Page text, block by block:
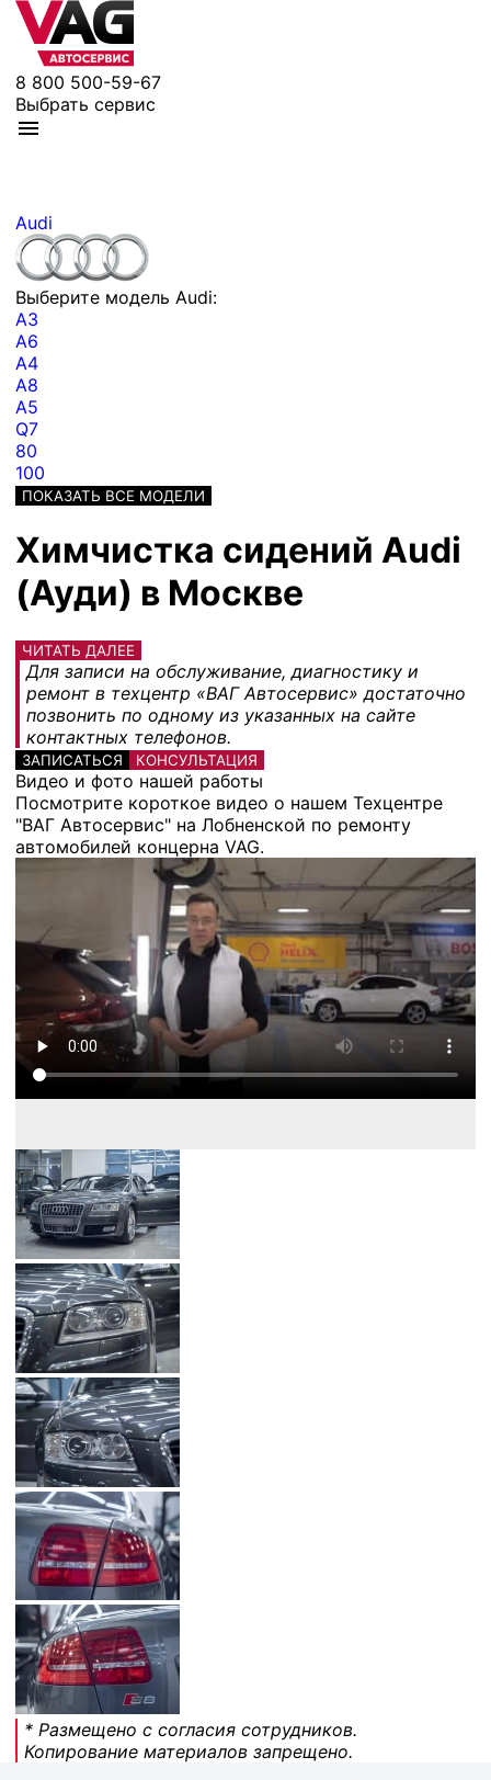
8 800 500-59-67
Выбрать сервис
Audi
Выберите модель Audi:
A3
A6
A4
A8
A5
Q7
80
100
ПОКАЗАТЬ ВСЕ МОДЕЛИ
Химчистка сидений Audi
(Ауди) в Москве
ЧИТАТЬ ДАЛЕЕ
Для записи на обслуживание, диагностику и
ремонт в техцентр «ВАГ Автосервис» достаточно
позвонить по одному из указанных на сайте
контактных телефонов.
ЗАПИСАТЬСЯ КОНСУЛЬТАЦИЯ
Видео и фото нашей работы
Посмотрите короткое видео о нашем Техцентре
"ВАГ Автосервис" на Лобненской по ремонту
автомобилей концерна VAG.
* Размещено с согласия сотрудников.
Копирование материалов запрещено.